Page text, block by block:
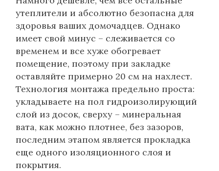
утеплители и абсолютно безопасна для
здоровья ваших домочадцев. Однако
имеет свой минус – слеживается со
временем и все хуже обогревает
помещение, поэтому при закладке
оставляйте примерно 20 см на нахлест.
Технология монтажа предельно проста:
укладываете на пол гидроизолирующий
слой из досок, сверху – минеральная
вата, как можно плотнее, без зазоров,
последним этапом является прокладка
еще одного изоляционного слоя и
покрытия.